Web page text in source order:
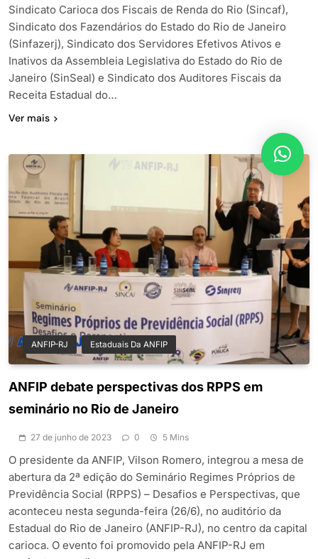
Sindicato Carioca dos Fiscais de Renda do Rio (Sincaf),
Sindicato dos Fazendários do Estado do Rio de Janeiro
(Sinfazerj), Sindicato dos Servidores Efetivos Ativos e
Inativos da Assembleia Legislativa do Estado do Rio de
Janeiro (SinSeal) e Sindicato dos Auditores Fiscais da
Receita Estadual do…
Ver mais
ANFIP-RJ Estaduais Da ANFIP
ANFIP debate perspectivas dos RPPS em
seminário no Rio de Janeiro
27 de junho de 2023 0 5 Mins
O presidente da ANFIP, Vilson Romero, integrou a mesa de
abertura da 2ª edição do Seminário Regimes Próprios de
Previdência Social (RPPS) – Desafios e Perspectivas, que
aconteceu nesta segunda-feira (26/6), no auditório da
Estadual do Rio de Janeiro (ANFIP-RJ), no centro da capital
carioca. O evento foi promovido pela ANFIP-RJ em